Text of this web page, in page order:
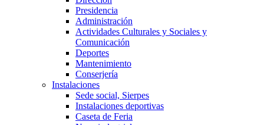
Presidencia
Administración
Actividades Culturales y Sociales y
Comunicación
Deportes
Mantenimiento
Conserjería
Instalaciones
Sede social, Sierpes
Instalaciones deportivas
Caseta de Feria